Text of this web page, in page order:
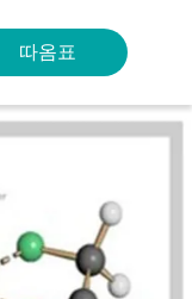
따옴표